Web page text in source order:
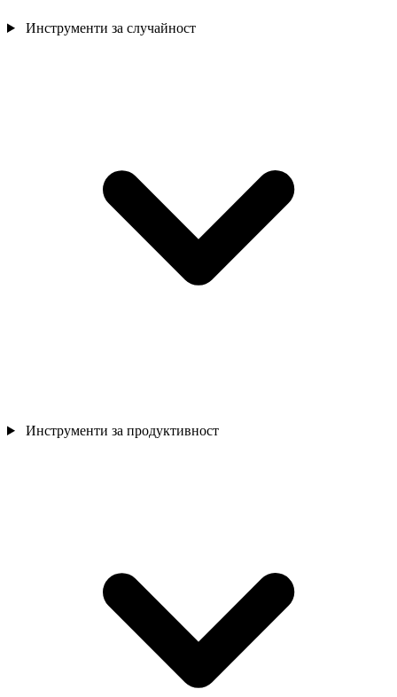
Инструменти за случайност
Инструменти за продуктивност